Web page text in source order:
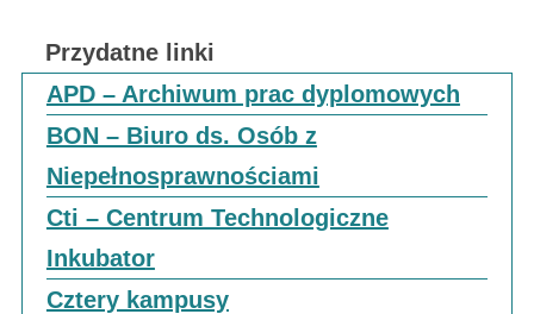
Przydatne linki
APD – Archiwum prac dyplomowych
BON – Biuro ds. Osób z
Niepełnosprawnościami
Cti – Centrum Technologiczne
Inkubator
Cztery kampusy